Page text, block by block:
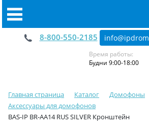
8-800-550-2185 info@ipdrom
Время работы:
Будни 9:00-18:00
Главная страница Каталог
Домофоны
Аксессуары для домофонов
BAS-IP BR-AA14 RUS SILVER Кронштейн